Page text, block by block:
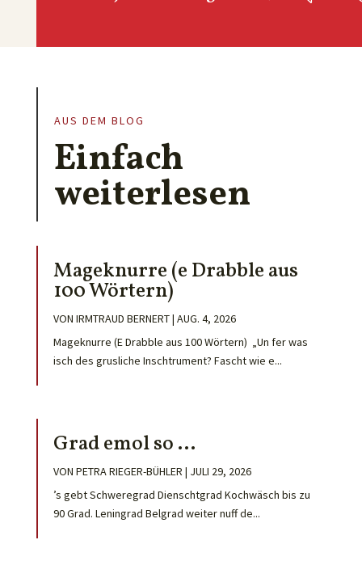
AUS DEM BLOG
Einfach
weiterlesen
Mageknurre (e Drabble aus
100 Wörtern)
VON IRMTRAUD BERNERT| AUG. 4, 2026
Mageknurre (E Drabble aus 100 Wörtern) „Un fer was
isch des grusliche Inschtrument? Fascht wie e...
Grad emol so …
VON PETRA RIEGER-BÜHLER | JULI 29, 2026
’s gebt Schweregrad Dienschtgrad Kochwäsch bis zu
90 Grad. Leningrad Belgrad weiter nuff de...